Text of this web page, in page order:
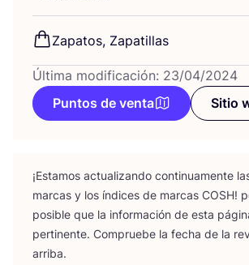
Zapa­tos, Zapatillas
Última modificación: 23/04/2024
Puntos de venta
Sitio
¡Esta­mos actua­li­zan­do con­ti­nua­men­te
mar­cas y los índi­ces de mar­cas COSH!
posi­ble que la infor­ma­ción de esta
per­ti­nen­te. Com­prue­be la fecha de la
arriba.